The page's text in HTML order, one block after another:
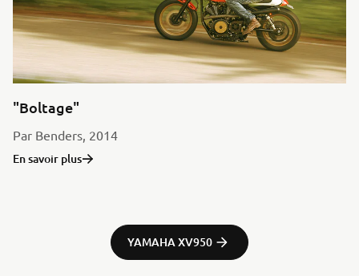
"Boltage"
Par Benders, 2014
En savoir plus
YAMAHA XV950